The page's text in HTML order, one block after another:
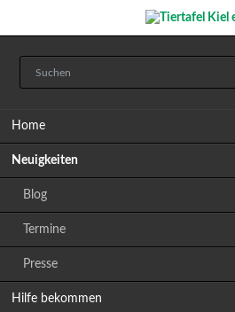
Home
Neuigkeiten
Blog
Termine
Presse
Hilfe bekommen